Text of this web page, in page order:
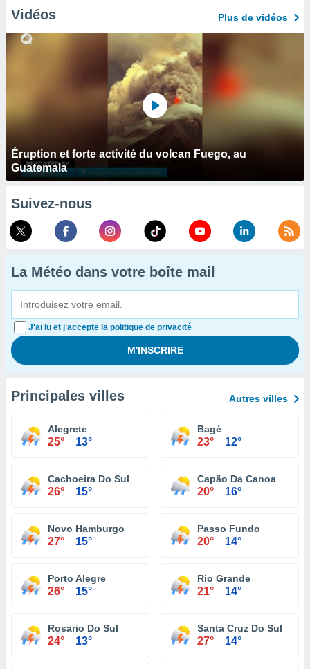
Vidéos Plus de vidéos
Éruption et forte activité du volcan Fuego, au
Guatemala
Suivez-nous
La Météo dans votre boîte mail
J'ai lu et j'accepte la politique de privacité
Principales villes Autres villes
Alegrete
25° 13°
Bagé
23° 12°
Cachoeira Do Sul
26° 15°
Capão Da Canoa
20° 16°
Novo Hamburgo
27° 15°
Passo Fundo
20° 14°
Porto Alegre
26° 15°
Rio Grande
21° 14°
Rosario Do Sul
24° 13°
Santa Cruz Do Sul
27° 14°